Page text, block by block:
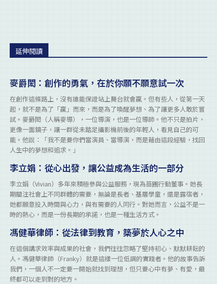
延伸閱讀
麥爵閎：創作的勇氣，在於你願不願意試一次
在創作這條路上，沒有誰能保證站上舞台就會贏。但有些人，從第一天
起，就不是為了「贏」而來，而是為了喚醒夢想、為了讓更多人敢於嘗
試。麥爵閎（人稱麥導），一位導演，也是一位導師。他不只是拍片，
更像一面鏡子，讓一群從未踏足攝影機前後的年輕人，看見自己的可
能。他說：「我不是要你們當演員、當導演，而是藉由這段經驗，找回
人生中的夢想和追求。」
李立娟：從心出發，讓公益成為生活的一部分
李立娟（Vivian）多年來積極參與公益服務，現為苗圃行動董事。她長
期關注社會上不同群體的需要，無論是長者、基層學童，還是露宿者，
她都願意投入時間與心力，與有需要的人同行。對她而言，公益不是一
時的熱心，而是一份長期的承諾，也是一種生活方式。
馮健華律師：從法律到教育，築夢於人心之中
在這個講求效率與成果的社會，我們往往忽略了堅持初心、默默耕耘的
人。馮健華律師（Franky）就是這樣一位低調的實踐者。他的故事告訴
我們，一個人不一定要一開始就找到理想，但只要心中有夢、有愛，最
終都可以走到對的地方。